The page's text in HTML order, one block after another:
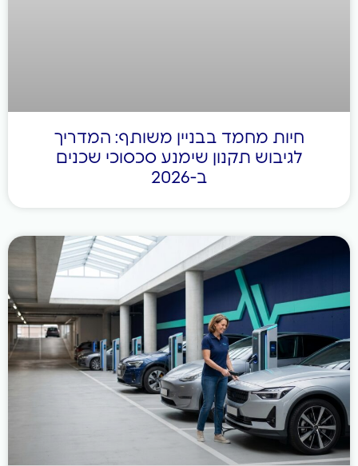
מחמד בבניין משותף: המדריך
תקנון שימנע סכסוכי שכנים